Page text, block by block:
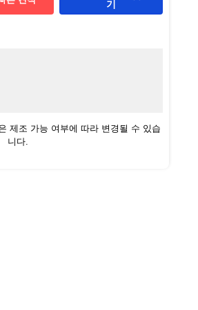
기
제조 가능 여부에 따라 변경될 수 있습
니다.